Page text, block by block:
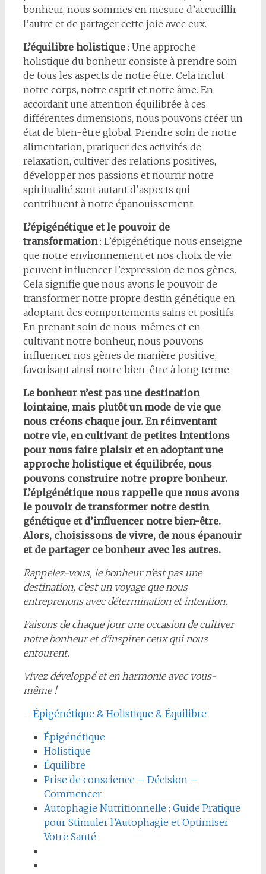
bonheur, nous sommes en mesure d’accueillir
l’autre et de partager cette joie avec eux.
L’équilibre holistique: Une approche
holistique du bonheur consiste à prendre soin
de tous les aspects de notre être. Cela inclut
notre corps, notre esprit et notre âme. En
accordant une attention équilibrée à ces
différentes dimensions, nous pouvons créer un
état de bien-être global. Prendre soin de notre
alimentation, pratiquer des activités de
relaxation, cultiver des relations positives,
développer nos passions et nourrir notre
spiritualité sont autant d’aspects qui
contribuent à notre épanouissement.
L’épigénétique et le pouvoir de
transformation: L’épigénétique nous enseigne
que notre environnement et nos choix de vie
peuvent influencer l’expression de nos gènes.
Cela signifie que nous avons le pouvoir de
transformer notre propre destin génétique en
adoptant des comportements sains et positifs.
En prenant soin de nous-mêmes et en
cultivant notre bonheur, nous pouvons
influencer nos gènes de manière positive,
favorisant ainsi notre bien-être à long terme.
Le bonheur n’est pas une destination
lointaine, mais plutôt un mode de vie que
nous créons chaque jour. En réinventant
notre vie, en cultivant de petites intentions
pour nous faire plaisir et en adoptant une
approche holistique et équilibrée, nous
pouvons construire notre propre bonheur.
L’épigénétique nous rappelle que nous avons
le pouvoir de transformer notre destin
génétique et d’influencer notre bien-être.
Alors, choisissons de vivre, de nous épanouir
et de partager ce bonheur avec les autres.
Rappelez-vous, le bonheur n’est pas une
destination, c’est un voyage que nous
entreprenons avec détermination et intention.
Faisons de chaque jour une occasion de cultiver
notre bonheur et d’inspirer ceux qui nous
entourent.
Vivez développé et en harmonie avec vous-
même !
– Épigénétique & Holistique & Équilibre
Épigénétique
Holistique
Équilibre
Prise de conscience – Décision –
Commencer
Autophagie Nutritionnelle : Guide Pratique
pour Stimuler l’Autophagie et Optimiser
Votre Santé